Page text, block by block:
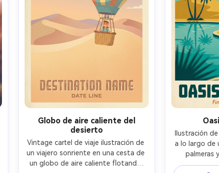
Globo de aire caliente del
desierto
Vintage cartel de viaje ilustración de
un viajero sonriente en una cesta de
un globo de aire caliente flotando
Ilustración
a lo largo de
palmeras
sandalias